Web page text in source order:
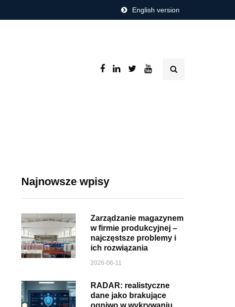
English version
Najnowsze wpisy
Zarządzanie magazynem
w firmie produkcyjnej –
najczęstsze problemy i
ich rozwiązania
2026-06-11
RADAR: realistyczne
dane jako brakujące
ogniwo w wykrywaniu